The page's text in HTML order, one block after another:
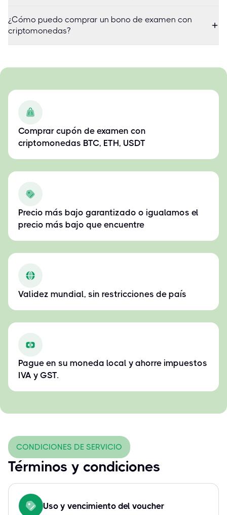
¿Cómo puedo comprar un bono de examen con
criptomonedas?
Comprar cupón de examen con
criptomonedas BTC, ETH, USDT
Precio más bajo garantizado o igualamos el
precio más bajo que encuentre
Validez mundial, sin restricciones de país
Pague en su moneda local y ahorre impuestos
IVA y GST.
CONDICIONES DE SERVICIO
Términos y condiciones
Uso y vencimiento del voucher